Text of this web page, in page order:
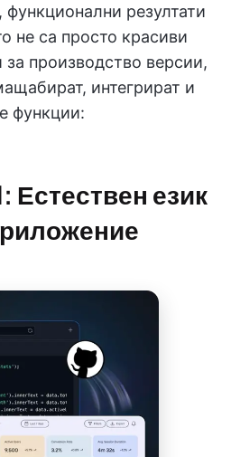
резултати
не са просто красиви
за производство версии,
интегрират и
функции:
език